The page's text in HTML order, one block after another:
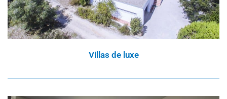
Villas de luxe